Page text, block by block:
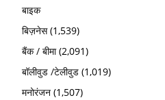
बाइक
बिज़नेस(1,539)
बैंक / बीमा(2,091)
बॉलीवुड /टेलीवुड (1,019)
मनोरंजन (1,507)